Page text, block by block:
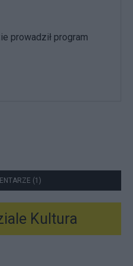
prowadził program
(1)
Kultura